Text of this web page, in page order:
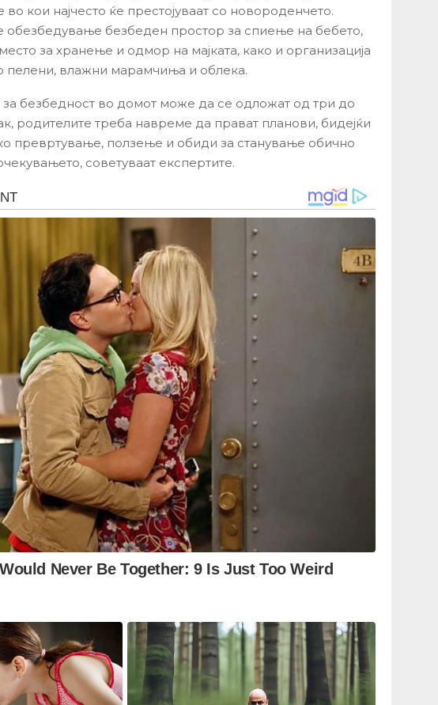
кои најчесто ќе престојуваат со новороденчето.
обезбедување безбеден простор за спиење на бебето,
за хранење и одмор на мајката, како и организација
пелени, влажни марамчиња и облека.
за безбедност во домот може да се одложат од три до
родителите треба навреме да прават планови, бидејќи
превртување, ползење и обиди за станување обично
советуваат експертите.